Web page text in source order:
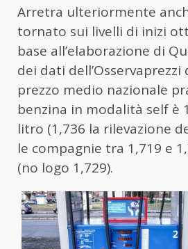
Arretra ulteriormente
tornato sui livelli di inizi
base all’elaborazione di
dei dati
prezzo medio nazionale
benzina in modalità self è
litro (1,736 la rilevazione
le compagnie tra 1,719 e
(no logo 1,729).